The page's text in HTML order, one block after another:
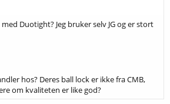
Duotight? Jeg bruker selv JG og er stort
hos? Deres ball lock er ikke fra CMB,
om kvaliteten er like god?